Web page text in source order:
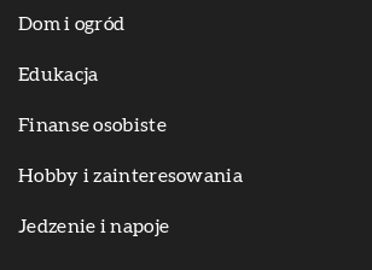
Dom i ogród
Edukacja
Finanse osobiste
Hobby i zainteresowania
Jedzenie i napoje